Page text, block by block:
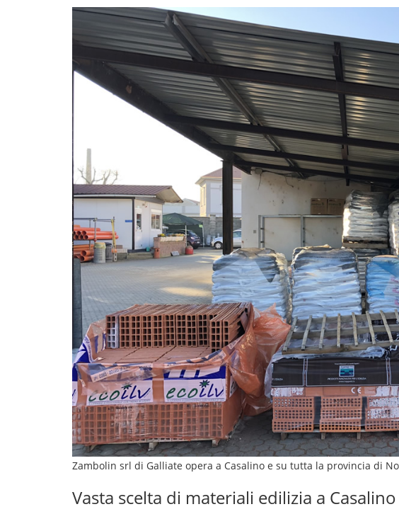
Zambolin srl di Galliate opera a Casalino e su tutta la provincia di
Vasta scelta di materiali edilizia a Casalino